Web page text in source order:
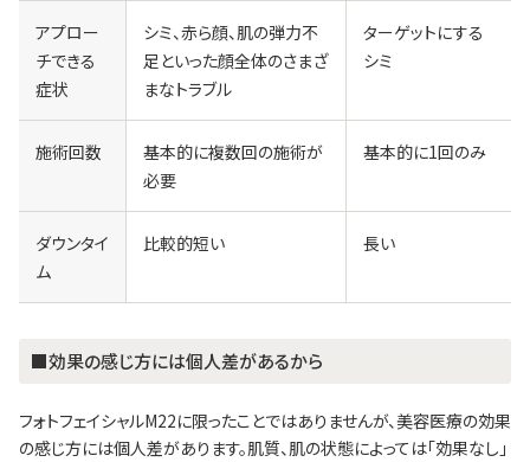
アプロー
チできる
症状
シミ、赤ら顔、肌の弾力不
足といった顔全体のさまざ
まなトラブル
ターゲットにする
シミ
施術回数
基本的に複数回の施術が
必要
基本的に1回のみ
ダウンタイ
ム
比較的短い 長い
■効果の感じ方には個人差があるから
フォトフェイシャルM22に限ったことではありませんが、美容医療の効果
の感じ方には個人差があります。肌質、肌の状態によっては「効果なし」